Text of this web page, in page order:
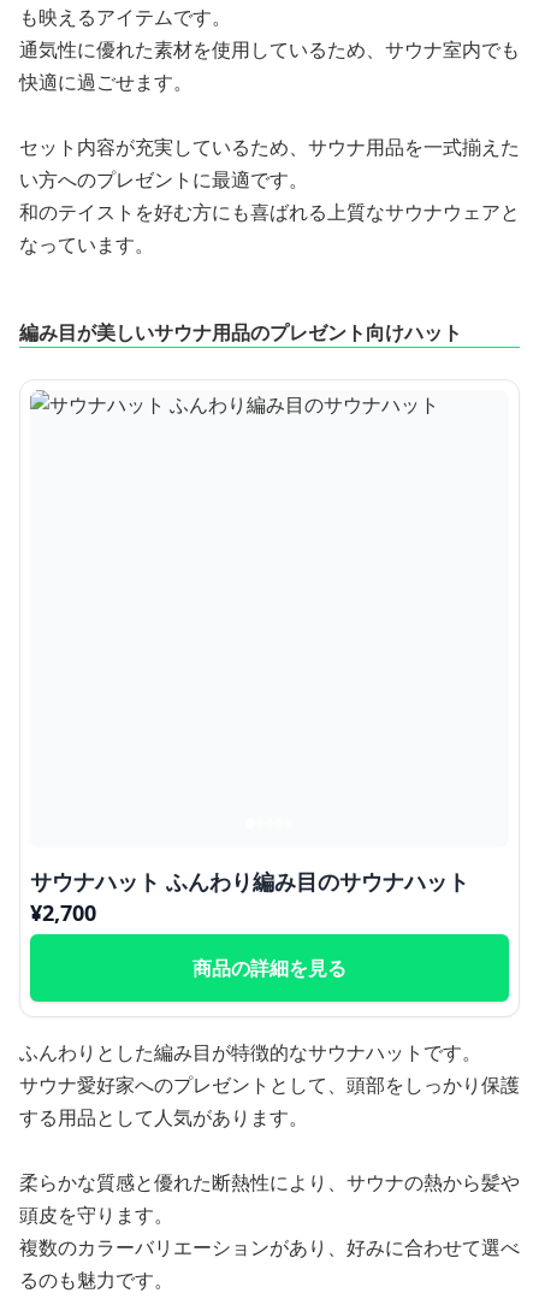
も映えるアイテムです。
通気性に優れた素材を使用しているため、サウナ室内でも
快適に過ごせます。
セット内容が充実しているため、サウナ用品を一式揃えた
い方へのプレゼントに最適です。
和のテイストを好む方にも喜ばれる上質なサウナウェアと
なっています。
編み目が美しいサウナ用品のプレゼント向けハット
サウナハット ふんわり編み目のサウナハット
¥2,700
商品の詳細を見る
ふんわりとした編み目が特徴的なサウナハットです。
サウナ愛好家へのプレゼントとして、頭部をしっかり保護
する用品として人気があります。
柔らかな質感と優れた断熱性により、サウナの熱から髪や
頭皮を守ります。
複数のカラーバリエーションがあり、好みに合わせて選べ
るのも魅力です。